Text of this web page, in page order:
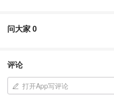
问大家0
评论
打开App写评论